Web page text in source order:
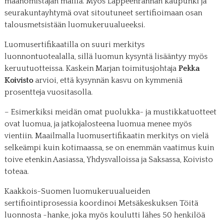
seurakuntayhtymä ovat sitoutuneet sertifioimaan osan
talousmetsistään luomukeruualueeksi.
Luomusertifikaatilla on suuri merkitys
luonnontuotealalla, sillä luomun kysyntä lisääntyy myös
keruutuotteissa. Kaskein Marjan toimitusjohtaja Pekka
Koivistoarvioi, että kysynnän kasvu on kymmeniä
prosentteja vuositasolla.
– Esimerkiksi meidän omat puolukka- ja mustikkatuotteet
ovat luomua, ja jatkojalosteena luomua menee myös
vientiin. Maailmalla luomusertifikaatin merkitys on vielä
selkeämpi kuin kotimaassa, se on enemmän vaatimus kuin
toive etenkin Aasiassa, Yhdysvalloissa ja Saksassa, Koivisto
toteaa.
Kaakkois-Suomen luomukeruualueiden
sertifiointiprosessia koordinoi Metsäkeskuksen Töitä
luonnosta -hanke, joka myös koulutti lähes 50 henkilöä